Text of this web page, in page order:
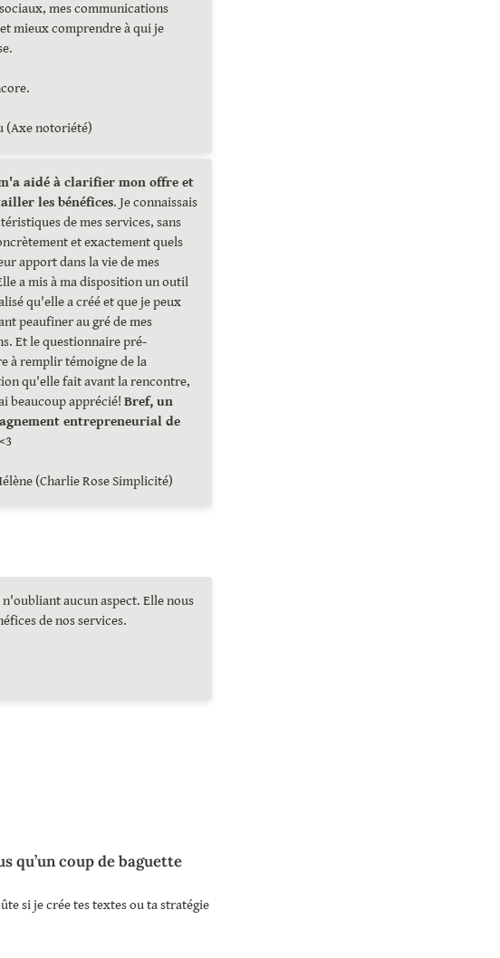
mes communications
mieux comprendre à qui je
(Axe notoriété)
aidé à clarifier mon offre et
les bénéfices. Je connaissais
de mes services, sans
et exactement quels
apport dans la vie de mes
a mis à ma disposition un outil
qu'elle a créé et que je peux
peaufiner au gré de mes
Et le questionnaire pré-
à remplir témoigne de la
qu'elle fait avant la rencontre,
beaucoup apprécié! Bref, un
entrepreneurial de
<3
(Charlie Rose Simplicité)
aucun aspect. Elle nous
de nos services.
qu’un coup de baguette
si je crée tes textes ou ta stratégie